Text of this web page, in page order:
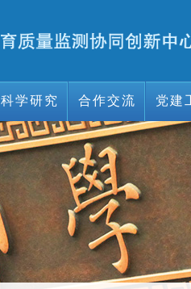
科学研究 合作交流 党建